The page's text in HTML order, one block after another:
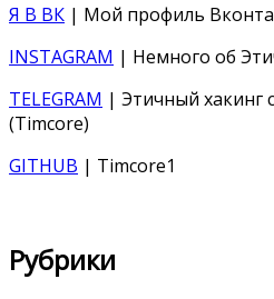
Я В ВК | Мой профиль
INSTAGRAM | Немного об
TELEGRAM | Этичный хакинг
(Timcore)
GITHUB | Timcore1
Рубрики